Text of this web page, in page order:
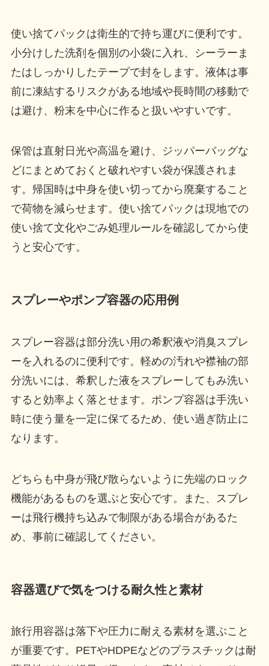
使い捨てパックは衛生的で持ち運びに便利です。
小分けした洗剤を個別の小袋に入れ、シーラーま
たはしっかりしたテープで封をします。液体は事
前に凍結するリスクがある地域や長時間の移動で
は避け、粉末を中心に作ると扱いやすいです。
保管は直射日光や高温を避け、ジッパーバッグな
どにまとめておくと破れやすい袋が保護されま
す。帰国時は中身を使い切ってから廃棄すること
で荷物を減らせます。使い捨てパックは現地での
使い捨て文化やごみ処理ルールを確認してから使
うと安心です。
スプレーやポンプ容器の応用例
スプレー容器は部分洗い用の希釈液や消臭スプレ
ーを入れるのに便利です。軽めの汚れや襟袖の部
分洗いには、希釈した液をスプレーしてもみ洗い
すると効率よく落とせます。ポンプ容器は手洗い
時に使う量を一定に保てるため、使い過ぎ防止に
なります。
どちらも中身が飛び散らないように先端のロック
機能があるものを選ぶと安心です。また、スプレ
ーは飛行機持ち込みで制限がある場合があるた
め、事前に確認してください。
容器選びで気をつける耐久性と素材
旅行用容器は落下や圧力に耐える素材を選ぶこと
が重要です。PETやHDPEなどのプラスチックは耐